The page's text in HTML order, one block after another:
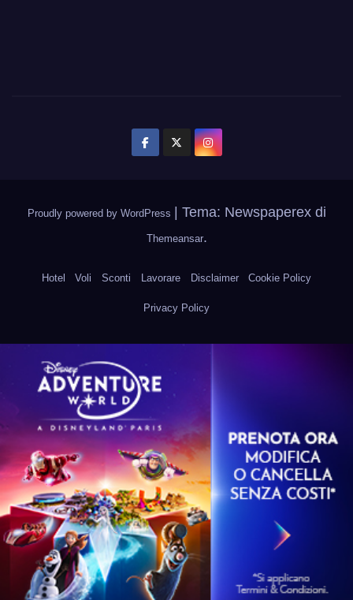
Proudly powered by WordPress Tema: Newspaperex di
Themeansar.
Hotel Voli Sconti Lavorare Disclaimer Cookie Policy
Privacy Policy